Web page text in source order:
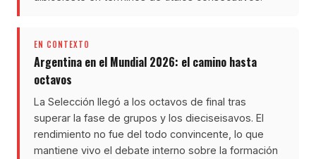
EN CONTEXTO
Argentina en el Mundial 2026: el camino hasta
octavos
La Selección llegó a los octavos de final tras
superar la fase de grupos y los dieciseisavos. El
rendimiento no fue del todo convincente, lo que
mantiene vivo el debate interno sobre la formación